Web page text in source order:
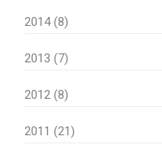
2014 (8)
2013 (7)
2012 (8)
2011 (21)